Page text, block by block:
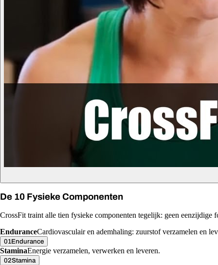
De 10 Fysieke Componenten
CrossFit traint alle tien fysieke componenten tegelijk: geen eenzijdige
EnduranceCardiovasculair en ademhaling: zuurstof verzamelen en
01Endurance
StaminaEnergie verzamelen, verwerken en leveren.
02Stamina